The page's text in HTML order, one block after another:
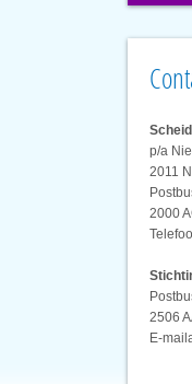
p/a
2011
2000
2506
E-